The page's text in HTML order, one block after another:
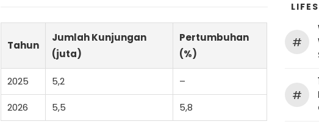
Tahun
Jumlah Kunjungan
(juta)
Pertumbuhan
(%)
2025 5,2 –
2026 5,5 5,8
#
#